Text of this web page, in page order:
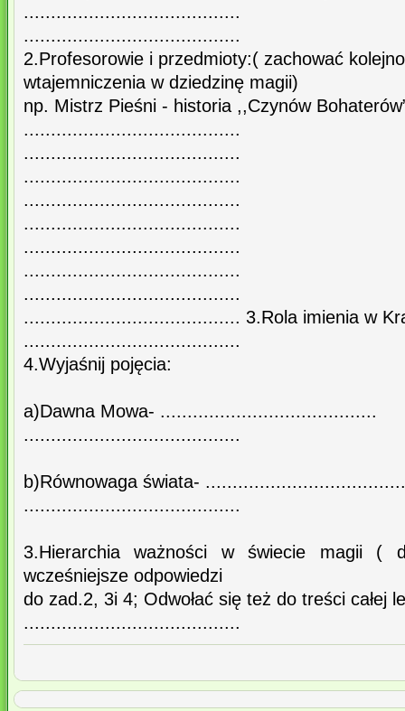
........................................
........................................
2.Profesorowie i przedmioty:( zachować
wtajemniczenia w dziedzinę magii)
np. Mistrz Pieśni - historia ,,Czynów
........................................
........................................
........................................
........................................
........................................
........................................
........................................
........................................
........................................ 3.Rola imienia w
........................................
4.Wyjaśnij pojęcia:
a)Dawna Mowa- ........................................
........................................
b)Równowaga świata-
........................................
3.Hierarchia ważności w świecie magii (
wcześniejsze odpowiedzi
do zad.2, 3i 4; Odwołać się też do treści całej
........................................